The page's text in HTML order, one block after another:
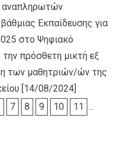
Εκπαίδευσης για
στο Ψηφιακό
πρόσθετη μικτή εξ
των μαθητριών/ών της
[14/08/2024]
7 8 9 10 11 ...